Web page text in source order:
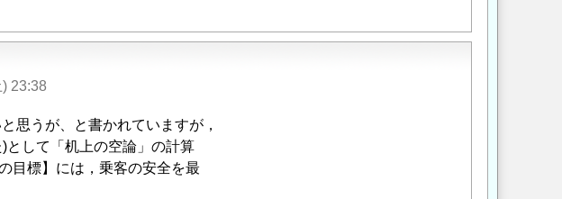
23:38
思うが、と書かれていますが，
として「机上の空論」の計算
目標】には，乗客の安全を最